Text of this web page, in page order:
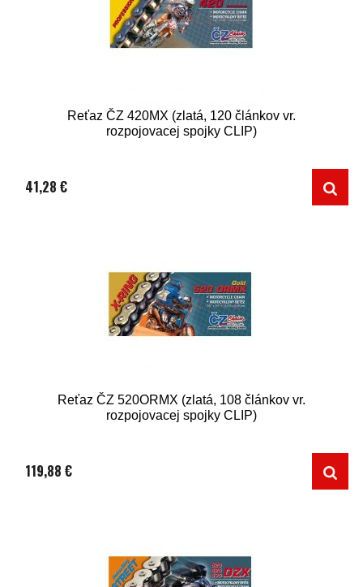
Reťaz ČZ 420MX (zlatá, 120 článkov vr.
rozpojovacej spojky CLIP)
41,28 €
Reťaz ČZ 520ORMX (zlatá, 108 článkov vr.
rozpojovacej spojky CLIP)
119,88 €